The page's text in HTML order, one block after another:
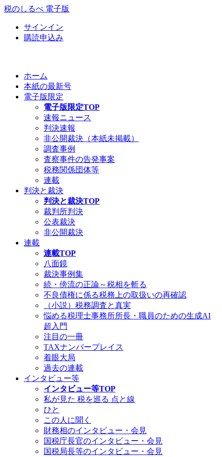
税のしるべ 電子版
サインイン
購読申込み
ホーム
本紙の最新号
電子版限定
電子版限定TOP
速報ニュース
判決速報
非公開裁決（本紙未掲載）
調査事例
査察事件の告発事案
税務関係団体等
連載
判決と裁決
判決と裁決TOP
裁判所判決
公表裁決
非公開裁決
連載
連載TOP
八面鏡
裁決事例集
続・傍流の正論～税相を斬る
不良債権に係る税務上の取扱いの再確認
（小説）税務調査と真実
悩める税理士事務所所長・職員のための生成AI
超入門
注目の一冊
TAXナンバープレイス
着眼大局
過去の連載
インタビュー等
インタビュー等TOP
私が見た 税を巡る 点と線
ひと
この人に聞く
財務相のインタビュー・会見
国税庁長官のインタビュー・会見
国税局長等のインタビュー・会見